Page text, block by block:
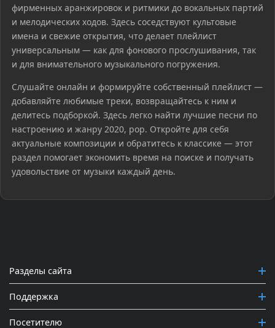
фирменных аранжировок и ритмики до вокальных партий
и мелодических ходов. Здесь соседствуют культовые
имена и свежие открытия, что делает плейлист
универсальным — как для фонового прослушивания, так
и для внимательного музыкального погружения.
Слушайте онлайн и формируйте собственный плейлист —
добавляйте любимые треки, возвращайтесь к ним и
делитесь подборкой. Здесь легко найти лучшие песни по
настроению и жанру 2020, pop. Откройте для себя
актуальные композиции и обратитесь к классике — этот
раздел помогает экономить время на поиске и получать
удовольствие от музыки каждый день.
Разделы сайта
Поддержка
Посетителю